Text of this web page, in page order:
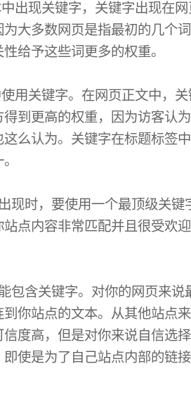
出现关键字，关键字出现在
大多数网页是指最初的几个
给予这些词更多的权重。
用关键字。在网页正文中，
得到更高的权重，因为访客认
么认为。关键字在标题标签
现时，要使用一个最顶级关键
点内容非常匹配并且很受欢
包含关键字。对你的网页来说
到你站点的文本。从其他站点
信度高，但是对你来说自信选
使是为了自己站点内部的链